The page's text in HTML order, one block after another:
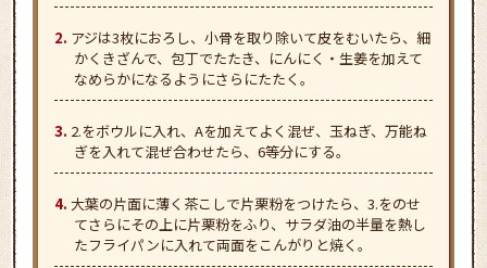
アジは3枚におろし、小骨を取り除いて皮をむいたら、細
かくきざんで、包丁でたたき、にんにく・生姜を加えて
なめらかになるようにさらにたたく。
2.をボウルに入れ、Aを加えてよく混ぜ、玉ねぎ、万能ね
ぎを入れて混ぜ合わせたら、6等分にする。
大葉の片面に薄く茶こしで片栗粉をつけたら、3.をのせ
てさらにその上に片栗粉をふり、サラダ油の半量を熱し
たフライパンに入れて両面をこんがりと焼く。